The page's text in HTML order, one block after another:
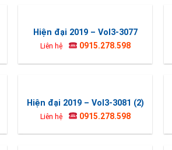
Hiện đại 2019 – Vol3-3077
Liên hệ 0915.278.598
Hiện đại 2019 – Vol3-3081 (2)
Liên hệ 0915.278.598